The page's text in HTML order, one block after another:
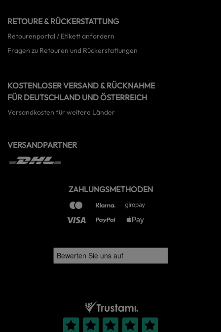
RETOURE & RÜCKERSTATTUNG
Retourenportal / Etikett anfordern
Fragen zu Retouren und Rückerstattungen
KOSTENLOSER VERSAND & RÜCKNAHME
FÜR DEUTSCHLAND UND ÖSTERREICH
Versandkosten für weitere Länder
VERSANDPARTNER
ZAHLUNGSMETHODEN